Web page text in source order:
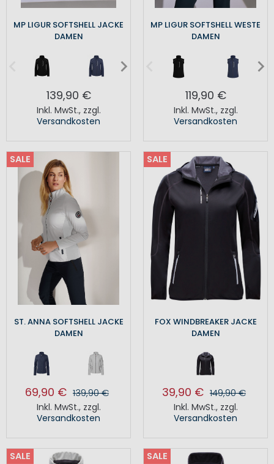
MP LIGUR SOFTSHELL JACKE
DAMEN
139,90 €
Inkl. MwSt., zzgl.
Versandkosten
MP LIGUR SOFTSHELL WESTE
DAMEN
119,90 €
Inkl. MwSt., zzgl.
Versandkosten
SALE
ST. ANNA SOFTSHELL JACKE
DAMEN
69,90 € 139,90 €
Inkl. MwSt., zzgl.
Versandkosten
SALE
FOX WINDBREAKER JACKE
DAMEN
39,90 € 149,90 €
Inkl. MwSt., zzgl.
Versandkosten
SALE SALE